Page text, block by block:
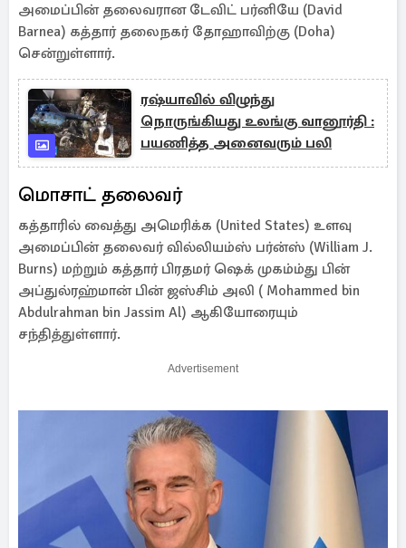
அமைப்பின் தலைவரான டேவிட் பர்னியே (David
Barnea) கத்தார் தலைநகர் தோஹாவிற்கு (Doha)
சென்றுள்ளார்.
ரஷ்யாவில் விழுந்து
நொருங்கியது உலங்கு வானூர்தி :
பயணித்த அனைவரும் பலி
மொசாட் தலைவர்
கத்தாரில் வைத்து அமெரிக்க (United States) உளவு
அமைப்பின் தலைவர் வில்லியம்ஸ் பர்ன்ஸ் (William J.
Burns) மற்றும் கத்தார் பிரதமர் ஷெக் முகம்ம்து பின்
அப்துல்ரஹ்மான் பின் ஜஸ்சிம் அலி ( Mohammed bin
Abdulrahman bin Jassim Al) ஆகியோரையும்
சந்தித்துள்ளார்.
Advertisement